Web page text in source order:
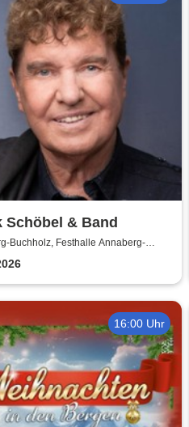
Schöbel & Band
Buchholz, Festhalle Annaberg-
16:00 Uhr